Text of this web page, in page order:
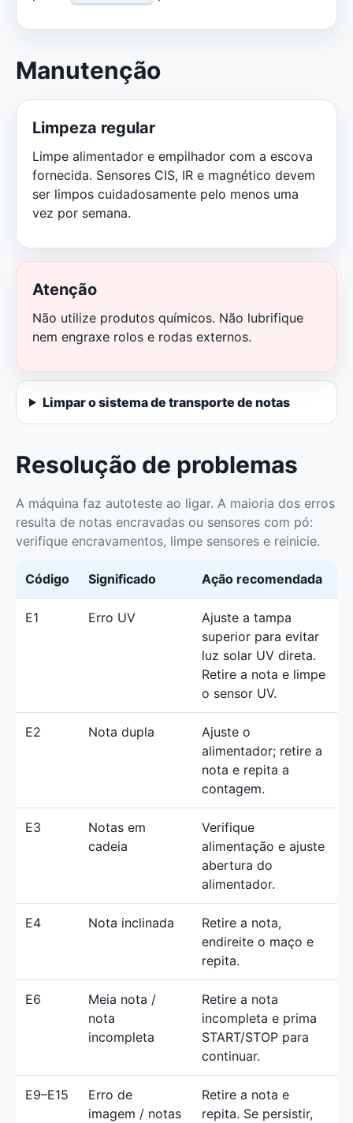
Manutenção
Limpeza regular
Limpe alimentador e empilhador com a escova
fornecida. Sensores CIS, IR e magnético devem
ser limpos cuidadosamente pelo menos uma
vez por semana.
Atenção
Não utilize produtos químicos. Não lubrifique
nem engraxe rolos e rodas externos.
Limpar o sistema de transporte de notas
Resolução de problemas
A máquina faz autoteste ao ligar. A maioria dos erros
resulta de notas encravadas ou sensores com pó:
verifique encravamentos, limpe sensores e reinicie.
Código Significado Ação recomendada
E1 Erro UV
Ajuste a tampa
superior para evitar
luz solar UV direta.
Retire a nota e limpe
o sensor UV.
E2 Nota dupla
Ajuste o
alimentador; retire a
nota e repita a
contagem.
E3
Notas em
cadeia
Verifique
alimentação e ajuste
abertura do
alimentador.
E4 Nota inclinada
Retire a nota,
endireite o maço e
repita.
E6
Meia nota /
nota
incompleta
Retire a nota
incompleta e prima
START/STOP para
continuar.
E9–E15
Erro de
imagem / notas
Retire a nota e
repita. Se persistir,